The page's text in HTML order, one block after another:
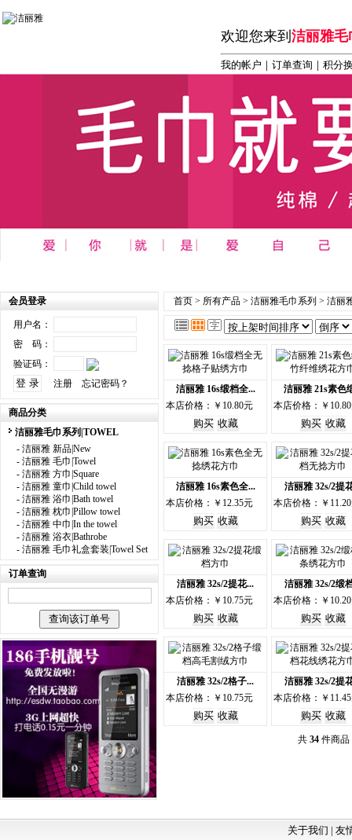
欢迎您来到 洁丽雅毛
我的帐户 ｜ 订单查询 ｜积分
会员登录
用户名：
密 码：
验证码：
注册
忘记密码？
商品分类
洁丽雅毛巾系列|TOWEL
- 洁丽雅 新品|New
- 洁丽雅 毛巾|Towel
- 洁丽雅 方巾|Square
- 洁丽雅 童巾|Child towel
- 洁丽雅 浴巾|Bath towel
- 洁丽雅 枕巾|Pillow towel
- 洁丽雅 中巾|In the towel
- 洁丽雅 浴衣|Bathrobe
- 洁丽雅 毛巾礼盒套装|Towel Set
订单查询
首页 > 所有产品 > 洁丽雅毛巾系列 > 洁丽
洁丽雅 16s缎档全...
本店价格：￥10.80元
洁丽雅 21s素色
本店价格：￥
洁丽雅 16s素色全...
本店价格：￥12.35元
洁丽雅 32s/2提
本店价格：￥
洁丽雅 32s/2提花...
本店价格：￥10.75元
洁丽雅 32s/2缎
本店价格：￥
洁丽雅 32s/2格子...
本店价格：￥10.75元
洁丽雅 32s/2提
本店价格：￥
共 34 件商
关于我们 | 友